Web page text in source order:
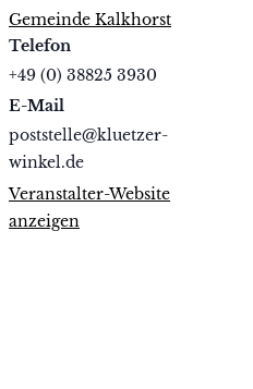
Gemeinde Kalkhorst
Telefon
+49 (0) 38825 3930
E-Mail
poststelle@kluetzer-
winkel.de
Veranstalter-Website
anzeigen